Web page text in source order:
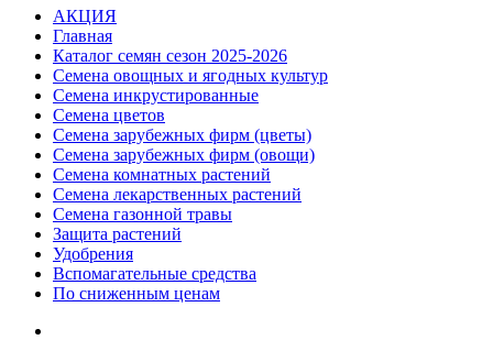
АКЦИЯ
Главная
Каталог семян сезон 2025-2026
Семена овощных и ягодных культур
Семена инкрустированные
Семена цветов
Семена зарубежных фирм (цветы)
Семена зарубежных фирм (овощи)
Семена комнатных растений
Семена лекарственных растений
Семена газонной травы
Защита растений
Удобрения
Вспомагательные средства
По сниженным ценам